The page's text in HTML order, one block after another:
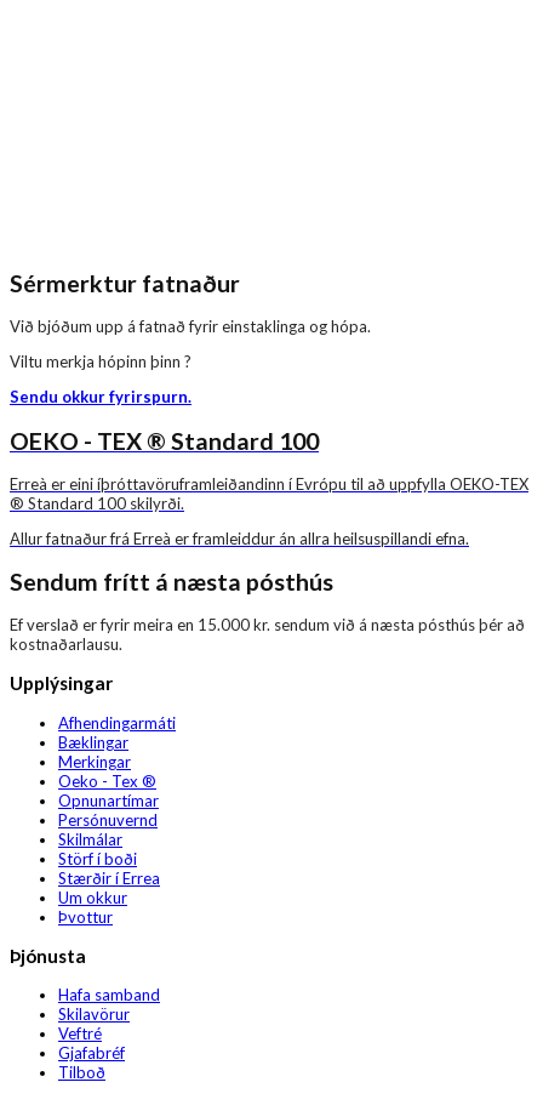
Sérmerktur fatnaður
Við bjóðum upp á fatnað fyrir einstaklinga og hópa.
Viltu merkja hópinn þinn ?
Sendu okkur fyrirspurn.
OEKO - TEX ® Standard 100
Erreà er eini íþróttavöruframleiðandinn í Evrópu til að uppfylla OEKO-TEX
® Standard 100 skilyrði.
Allur fatnaður frá Erreà er framleiddur án allra heilsuspillandi efna.
Sendum frítt á næsta pósthús
Ef verslað er fyrir meira en 15.000 kr. sendum við á næsta pósthús þér að
kostnaðarlausu.
Upplýsingar
Afhendingarmáti
Bæklingar
Merkingar
Oeko - Tex ®
Opnunartímar
Persónuvernd
Skilmálar
Störf í boði
Stærðir í Errea
Um okkur
Þvottur
Þjónusta
Hafa samband
Skilavörur
Veftré
Gjafabréf
Tilboð